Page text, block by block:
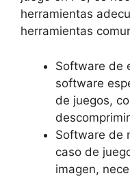
⁣herramientas
herramientas
Software de
software
de juegos,
Software ‌de
caso ⁤de
⁤imagen,